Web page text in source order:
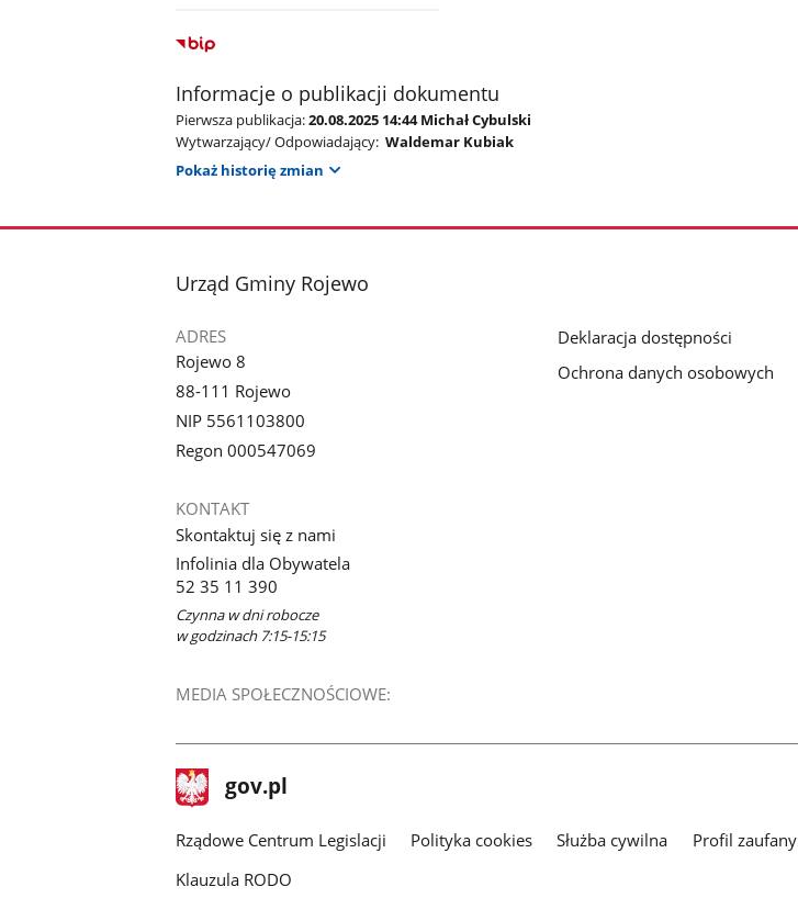
Informacje o publikacji dokumentu
Pierwsza publikacja:20.08.2025 14:44 Michał Cybulski
Wytwarzający/ Odpowiadający: Waldemar Kubiak
Pokaż historię zmian
stopka
Urząd Gminy Rojewo
ADRES
Rojewo 8
88-111 Rojewo
NIP 5561103800
Regon 000547069
KONTAKT
Skontaktuj się z nami
Infolinia dla Obywatela
52 35 11 390
Czynna w dni robocze
w godzinach 7:15-15:15
MEDIA SPOŁECZNOŚCIOWE:
Deklaracja dostępności
Ochrona danych osobowych
stopka
gov.pl Strona
gov.pl
Rządowe Centrum Legislacji Polityka cookies Służba cywilna Profil zaufany
Klauzula RODO